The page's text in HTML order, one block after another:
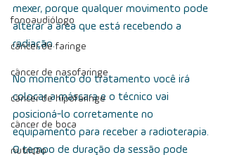
fonoaudiólogo
câncer de faringe
câncer de nasofaringe
câncer de hipofaringe
câncer de boca
nutrição
mexer, porque qualquer movimento pode
alterar a área que está recebendo a
radiação.
No momento do tratamento você irá
colocar a máscara e o técnico vai
posicioná-lo corretamente no
equipamento para receber a radioterapia.
O tempo de duração da sessão pode